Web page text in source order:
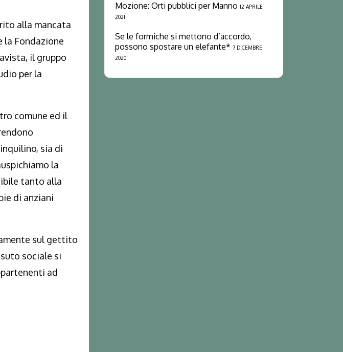
alla mancata
la Fondazione
il gruppo
per la
comune ed il
sia di
la
tanto alla
di anziani
sul gettito
sociale si
ad
Mozione: Orti pubblici per Manno 12 APRILE
2021
Se le formiche si mettono d’accordo,
possono spostare un elefante* 7 DICEMBRE
2020